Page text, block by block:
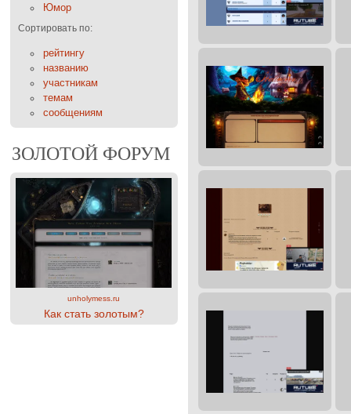
Юмор
Сортировать по:
рейтингу
названию
участникам
темам
сообщениям
ЗОЛОТОЙ ФОРУМ
unholymess.ru
Как стать золотым?